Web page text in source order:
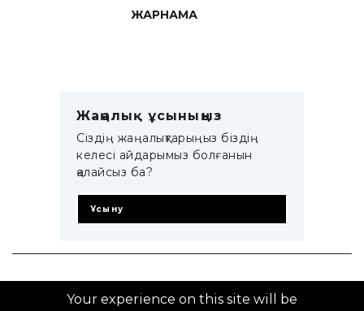
ЖАРНАМА
Жаңалық ұсыныңыз
Сіздің жаңалықтарыңыз біздің
келесі айдарымыз болғанын
қалайсыз ба?
Ұсыну
© 2014–2025 ZTB.KZ
Your experience on this site will be